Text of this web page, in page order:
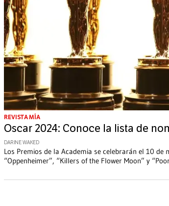
REVISTA MÍA
Oscar 2024: Conoce la lista de
DARINE WAKED
Los Premios de la Academia se celebrarán el 10
“Oppenheimer”, “Killers of the Flower Moon” y